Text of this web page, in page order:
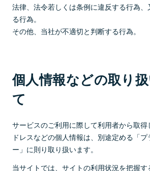
法律、法令若しくは条例に違反する行為
る行為。
その他、当社が不適切と判断する行為。
個人情報などの取り
て
サービスのご利用に際して利用者から取
ドレスなどの個人情報は、別途定める「
ー」に則り取り扱います。
当サイトでは、サイトの利用状況を把握